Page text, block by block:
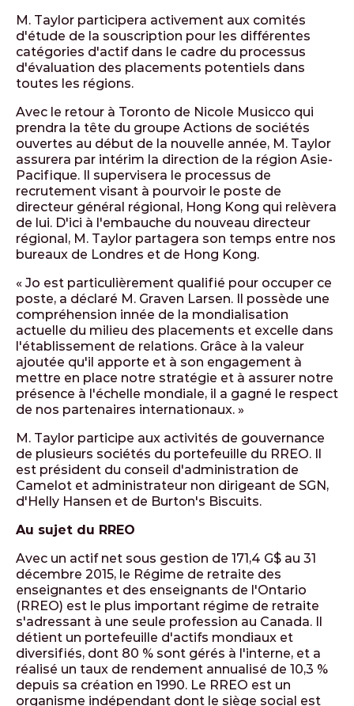
M. Taylor participera activement aux comités
d'étude de la souscription pour les différentes
catégories d'actif dans le cadre du processus
d'évaluation des placements potentiels dans
toutes les régions.
Avec le retour à Toronto de Nicole Musicco qui
prendra la tête du groupe Actions de sociétés
ouvertes au début de la nouvelle année, M. Taylor
assurera par intérim la direction de la région Asie-
Pacifique. Il supervisera le processus de
recrutement visant à pourvoir le poste de
directeur général régional, Hong Kong qui relèvera
de lui. D'ici à l'embauche du nouveau directeur
régional, M. Taylor partagera son temps entre nos
bureaux de Londres et de Hong Kong.
« Jo est particulièrement qualifié pour occuper ce
poste, a déclaré M. Graven Larsen. Il possède une
compréhension innée de la mondialisation
actuelle du milieu des placements et excelle dans
l'établissement de relations. Grâce à la valeur
ajoutée qu'il apporte et à son engagement à
mettre en place notre stratégie et à assurer notre
présence à l'échelle mondiale, il a gagné le respect
de nos partenaires internationaux. »
M. Taylor participe aux activités de gouvernance
de plusieurs sociétés du portefeuille du RREO. Il
est président du conseil d'administration de
Camelot et administrateur non dirigeant de SGN,
d'Helly Hansen et de Burton's Biscuits.
Au sujet du RREO
Avec un actif net sous gestion de 171,4 G$ au 31
décembre 2015, le Régime de retraite des
enseignantes et des enseignants de l'Ontario
(RREO) est le plus important régime de retraite
s'adressant à une seule profession au Canada. Il
détient un portefeuille d'actifs mondiaux et
diversifiés, dont 80 % sont gérés à l'interne, et a
réalisé un taux de rendement annualisé de 10,3 %
depuis sa création en 1990. Le RREO est un
organisme indépendant dont le siège social est